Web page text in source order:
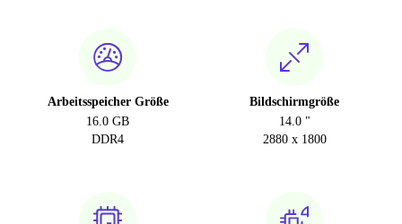
Arbeitsspeicher Größe
16.0 GB
DDR4
Bildschirmgröße
14.0 "
2880 x 1800